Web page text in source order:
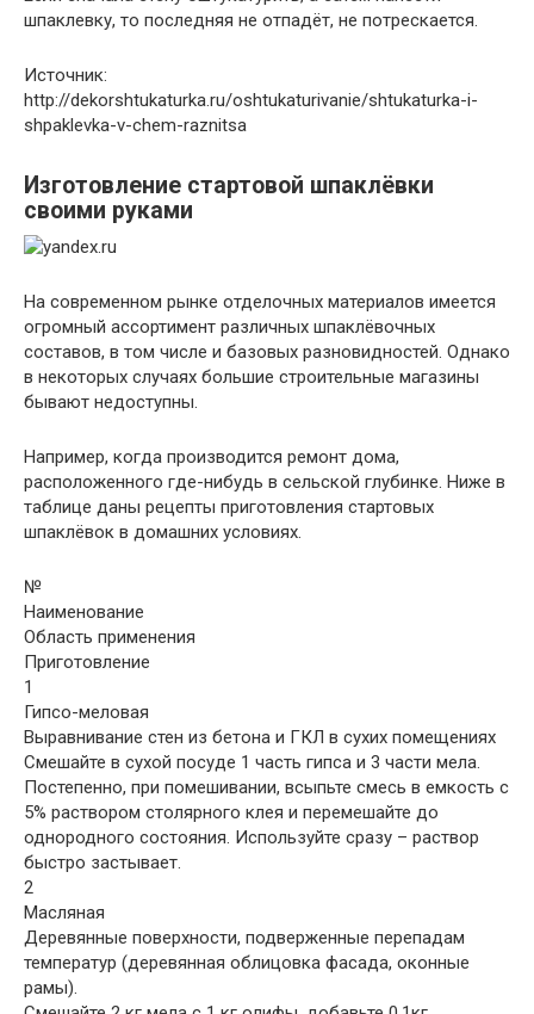
шпаклевку, то последняя не отпадёт, не потрескается.
Источник:
http://dekorshtukaturka.ru/oshtukaturivanie/shtukaturka-i-
shpaklevka-v-chem-raznitsa
Изготовление стартовой шпаклёвки
своими руками
На современном рынке отделочных материалов имеется
огромный ассортимент различных шпаклёвочных
составов, в том числе и базовых разновидностей. Однако
в некоторых случаях большие строительные магазины
бывают недоступны.
Например, когда производится ремонт дома,
расположенного где-нибудь в сельской глубинке. Ниже в
таблице даны рецепты приготовления стартовых
шпаклёвок в домашних условиях.
№
Наименование
Область применения
Приготовление
1
Гипсо-меловая
Выравнивание стен из бетона и ГКЛ в сухих помещениях
Смешайте в сухой посуде 1 часть гипса и 3 части мела.
Постепенно, при помешивании, всыпьте смесь в емкость с
5% раствором столярного клея и перемешайте до
однородного состояния. Используйте сразу – раствор
быстро застывает.
2
Масляная
Деревянные поверхности, подверженные перепадам
температур (деревянная облицовка фасада, оконные
рамы).